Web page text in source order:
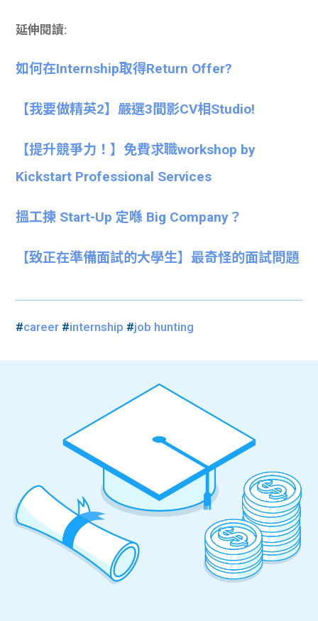
延伸閱讀:
如何在Internship取得Return Offer?
【我要做精英2】嚴選3間影CV相Studio!
【提升競爭力！】免費求職workshop by
Kickstart Professional Services
搵工揀 Start-Up 定喺 Big Company？
【致正在準備面試的大學生】最奇怪的面試問題
#career #internship #job hunting